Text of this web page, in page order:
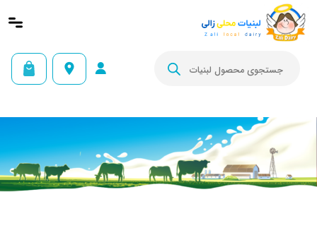

